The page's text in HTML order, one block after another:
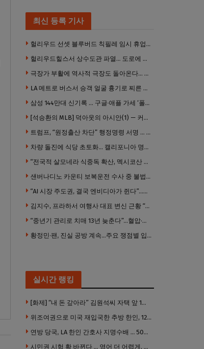
최신 등록 기사
헐리우드 선셋 블루버드 칙필레 임시 휴업… 공사장 담장은 낙서로 뒤덮여
헐리우드힐스서 상수도관 파열… 도로에 물 쏟아져 주민 약 100명 피해
극장가 부활에 역사적 극장도 돌아온다… 웨스트우드 ‘브루인 극장’ 10월 재개장 추진
LA 메트로 버스서 승객 얼굴 흉기로 찌른 증오범죄 피고인, 종신형에 징역 7년 추가 선고
삼성 144만대 신기록 … 구글·애플 가세 ‘폴더블 대전’ 열린다
[석승환의 MLB] 덕아웃의 아시안(1) — 커트 스즈키가 우리에게 묻는 것
트럼프, “원정출산 차단” 행정명령 서명 … 외국 공무원 자녀도 시민권 안준다
차량 돌진에 식당 초토화… 캘리포니아 명물 버거집 “다시 일어설 수 있도록 도와주세요”
“전국적 살모네라 식중독 확산, 멕시코산 할라피뇨”– CDC
샌버나디노 카운티 보복운전 수사 중 불법 총기 20정·탄약 2만 발 압수
“AI 시장 주도권, 결국 엔비디아가 쥔다”…모건스탠리 장담
김지수, 프라하서 여행사 대표 변신 근황 “가볼 만하니…”
“중년기 관리로 치매 13년 늦춘다”…혈압·당뇨·금연 시기가 골든타임
황정민·팬, 진실 공방 계속…주요 쟁점별 입장 정리
실시간 랭킹
[화제] “내 돈 갚아라” 김원석씨 자택 앞 1인 광대 시위 … 한인 투자사, “108만 달러 못받아”
위조여권으로 미국 재입국한 추방 한인, 120만 달러 은행 사기 행각
연방 당국, LA 한인 간호사 지명수배 … 500만 달러 메디캐어 사기, 선고 직전 한국 도주
시민권 시험 확 바뀐다 … 영어 더 어렵게, 민간시험 도입 추진